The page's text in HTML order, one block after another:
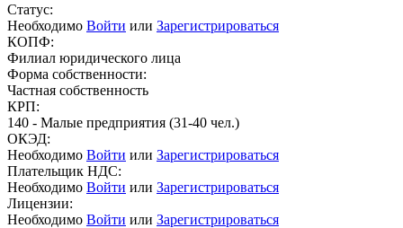
Статус:
Необходимо Войти или Зарегистрироваться
КОПФ:
Филиал юридического лица
Форма собственности:
Частная собственность
КРП:
140 - Малые предприятия (31-40 чел.)
ОКЭД:
Необходимо Войти или Зарегистрироваться
Плательщик НДС:
Необходимо Войти или Зарегистрироваться
Лицензии:
Необходимо Войти или Зарегистрироваться